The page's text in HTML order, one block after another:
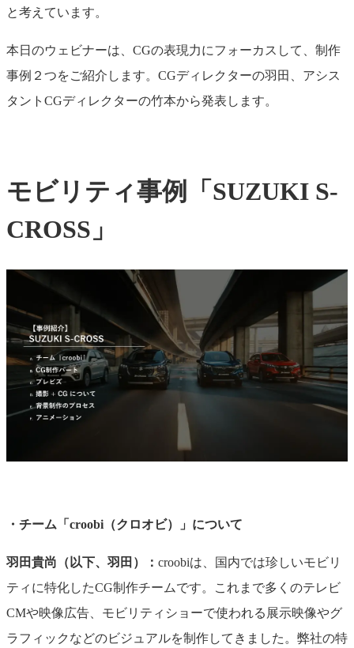
と考えています。
本日のウェビナーは、CGの表現力にフォーカスして、制作
事例２つをご紹介します。CGディレクターの羽田、アシス
タントCGディレクターの竹本から発表します。
モビリティ事例「SUZUKI S-
CROSS」
・チーム「croobi（クロオビ）」について
羽田貴尚（以下、羽田）： croobiは、国内では珍しいモビリ
ティに特化したCG制作チームです。これまで多くのテレビ
CMや映像広告、モビリティショーで使われる展示映像やグ
ラフィックなどのビジュアルを制作してきました。弊社の特